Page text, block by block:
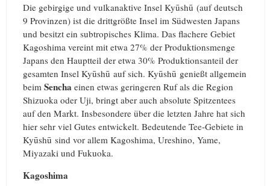
Die gebirgige und vulkanaktive Insel Kyūshū (auf deutsch
9 Provinzen) ist die drittgrößte Insel im Südwesten Japans
und besitzt ein subtropisches Klima. Das flachere Gebiet
Kagoshima vereint mit etwa 27% der Produktionsmenge
Japans den Hauptteil der etwa 30% Produktionsanteil der
gesamten Insel Kyūshū auf sich. Kyūshū genießt allgemein
beim Sencha einen etwas geringeren Ruf als die Region
Shizuoka oder Uji, bringt aber auch absolute Spitzentees
auf den Markt. Insbesondere über die letzten Jahre hat sich
hier sehr viel Gutes entwickelt. Bedeutende Tee-Gebiete in
Kyūshū sind vor allem Kagoshima, Ureshino, Yame,
Miyazaki und Fukuoka.
Kagoshima